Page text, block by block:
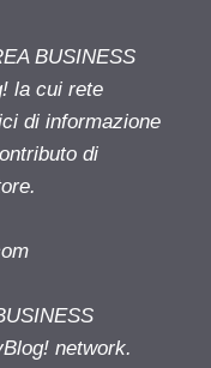
BUSINESS
la cui rete
di informazione
di
network.